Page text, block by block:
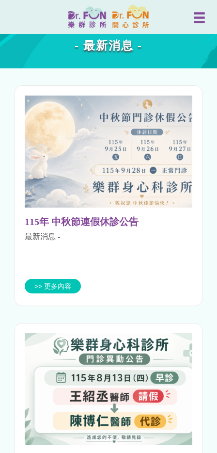
- 最新消息 -
115年 中秋節連假休診公告
最新消息 -
>> 更多內容